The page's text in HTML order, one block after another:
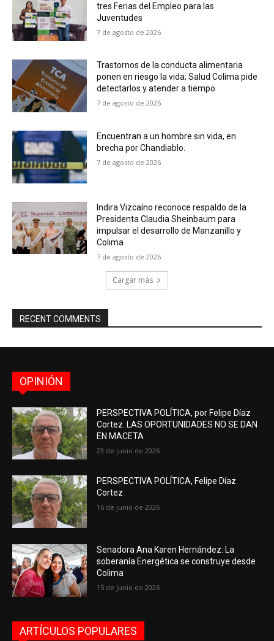
tres Ferias del Empleo para las
Juventudes
7 de agosto de 2026
Trastornos de la conducta alimentaria
ponen en riesgo la vida; Salud Colima pide
detectarlos y atender a tiempo
7 de agosto de 2026
Encuentran a un hombre sin vida, en
brecha por Chandiablo.
7 de agosto de 2026
Indira Vizcaíno reconoce respaldo de la
Presidenta Claudia Sheinbaum para
impulsar el desarrollo de Manzanillo y
Colima
7 de agosto de 2026
Cargar más
RECENT COMMENTS
OPINIÓN
PERSPECTIVA POLÍTICA, por Felipe Díaz
Cortez. LAS OPORTUNIDADES NO SE DAN
EN MACETA
23 de junio de 2026
PERSPECTIVA POLÍTICA, Felipe Díaz
Cortez
16 de junio de 2026
Senadora Ana Karen Hernández: La
soberanía Energética se construye desde
Colima
15 de junio de 2026
ARTÍCULOS POPULARES